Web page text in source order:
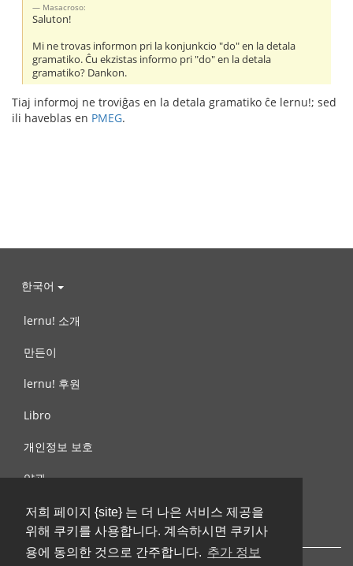
저희 페이지 {site} 는 더 나은 서비스 제공을
위해 쿠키를 사용합니다. 계속하시면 쿠키사
용에 동의한 것으로 간주합니다. 추가 정보
Masacroso:
Saluton!
Mi ne trovas informon pri la konjunkcio "do" en la detala
gramatiko. Ĉu ekzistas informo pri "do" en la detala
gramatiko? Dankon.
Tiaj informoj ne troviĝas en la detala gramatiko ĉe lernu!; sed
ili haveblas en PMEG.
한국어
lernu! 소개
만든이
lernu! 후원
Libro
개인정보 보호
약관
제안, 문의